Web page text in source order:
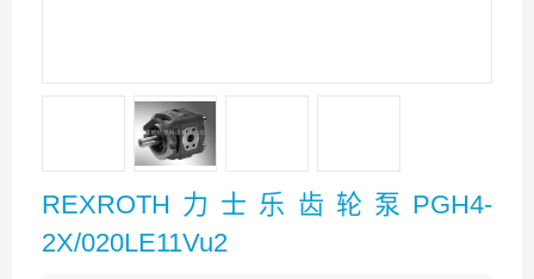
REXROTH力士乐齿轮泵PGH4-
2X/020LE11Vu2